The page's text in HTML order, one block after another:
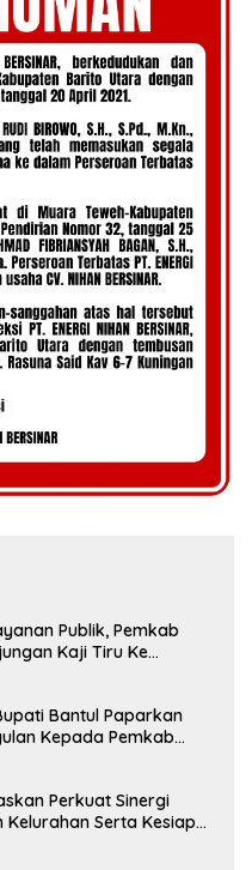
Publik, Pemkab
Kaji Tiru Ke
Bantul Paparkan
Kepada Pemkab
Perkuat Sinergi
Serta Kesiapan